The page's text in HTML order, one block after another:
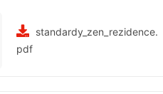
standardy_zen_rezidence.
pdf